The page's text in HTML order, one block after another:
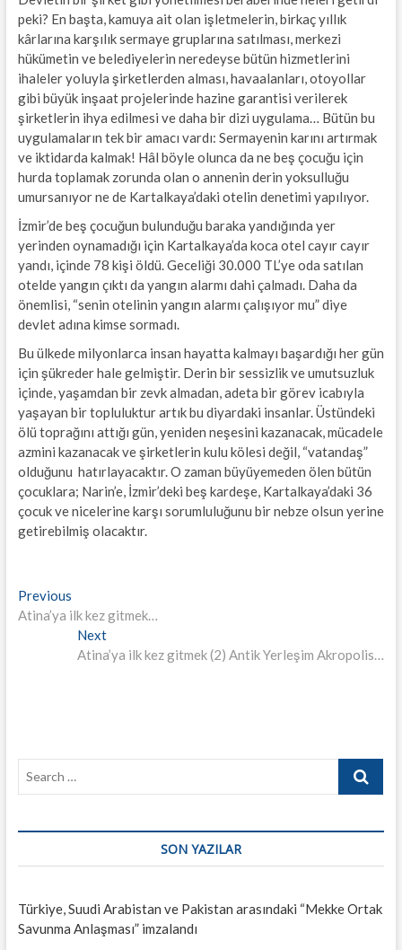
peki? En başta, kamuya ait olan işletmelerin, birkaç yıllık
kârlarına karşılık sermaye gruplarına satılması, merkezi
hükümetin ve belediyelerin neredeyse bütün hizmetlerini
ihaleler yoluyla şirketlerden alması, havaalanları, otoyollar
gibi büyük inşaat projelerinde hazine garantisi verilerek
şirketlerin ihya edilmesi ve daha bir dizi uygulama… Bütün bu
uygulamaların tek bir amacı vardı: Sermayenin karını artırmak
ve iktidarda kalmak! Hâl böyle olunca da ne beş çocuğu için
hurda toplamak zorunda olan o annenin derin yoksulluğu
umursanıyor ne de Kartalkaya’daki otelin denetimi yapılıyor.
İzmir’de beş çocuğun bulunduğu baraka yandığında yer
yerinden oynamadığı için Kartalkaya’da koca otel cayır cayır
yandı, içinde 78 kişi öldü. Geceliği 30.000 TL’ye oda satılan
otelde yangın çıktı da yangın alarmı dahi çalmadı. Daha da
önemlisi, “senin otelinin yangın alarmı çalışıyor mu” diye
devlet adına kimse sormadı.
Bu ülkede milyonlarca insan hayatta kalmayı başardığı her gün
için şükreder hale gelmiştir. Derin bir sessizlik ve umutsuzluk
içinde, yaşamdan bir zevk almadan, adeta bir görev icabıyla
yaşayan bir topluluktur artık bu diyardaki insanlar. Üstündeki
ölü toprağını attığı gün, yeniden neşesini kazanacak, mücadele
azmini kazanacak ve şirketlerin kulu kölesi değil, “vatandaş”
olduğunu hatırlayacaktır. O zaman büyüyemeden ölen bütün
çocuklara; Narin’e, İzmir’deki beş kardeşe, Kartalkaya’daki 36
çocuk ve nicelerine karşı sorumluluğunu bir nebze olsun yerine
getirebilmiş olacaktır.
Yazı
gezinmesi
PreviousPrevious
post:
Atina’ya ilk kez gitmek…
NextNext
post:
Atina’ya ilk kez gitmek (2) Antik Yerleşim Akropolis…
Search
SON YAZILAR
Türkiye, Suudi Arabistan ve Pakistan arasındaki “Mekke Ortak
Savunma Anlaşması” imzalandı